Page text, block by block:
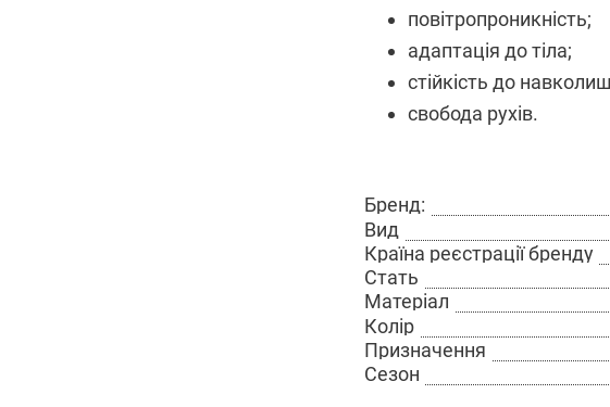
повітропроникність;
адаптація до тіла;
стійкість до
свобода рухів.
Бренд:
Вид
Країна реєстрації бренду
Стать
Матеріал
Колір
Призначення
Сезон